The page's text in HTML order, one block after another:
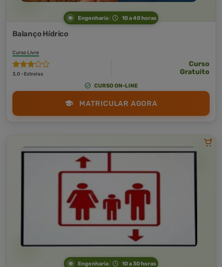
Engenharia 10 a 40 horas
Balanço Hídrico
Curso Livre
3,0 · Estrelas
Curso
Gratuito
CURSO ON-LINE
MATRICULAR AGORA
Engenharia 10 a 30 horas